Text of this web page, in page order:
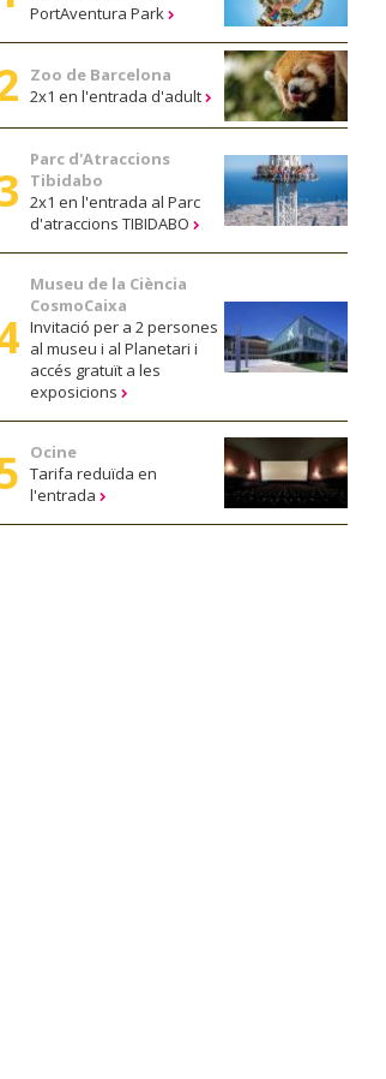
PortAventura Park
Zoo de Barcelona
2x1 en l'entrada d'adult
Parc d'Atraccions
Tibidabo
2x1 en l'entrada al Parc
d'atraccions TIBIDABO
Museu de la Ciència
CosmoCaixa
Invitació per a 2 persones
al museu i al Planetari i
accés gratuït a les
exposicions
Ocine
Tarifa reduïda en
l'entrada